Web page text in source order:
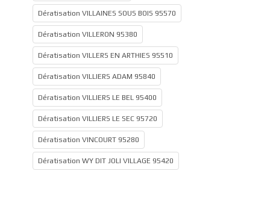
Dératisation VILLAINES SOUS BOIS 95570
Dératisation VILLERON 95380
Dératisation VILLERS EN ARTHIES 95510
Dératisation VILLIERS ADAM 95840
Dératisation VILLIERS LE BEL 95400
Dératisation VILLIERS LE SEC 95720
Dératisation VINCOURT 95280
Dératisation WY DIT JOLI VILLAGE 95420